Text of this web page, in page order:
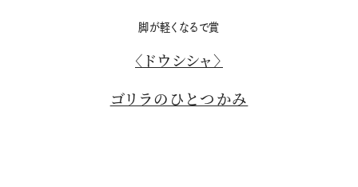
脚が軽くなるで賞
〈ドウシシャ〉
ゴリラのひとつかみ